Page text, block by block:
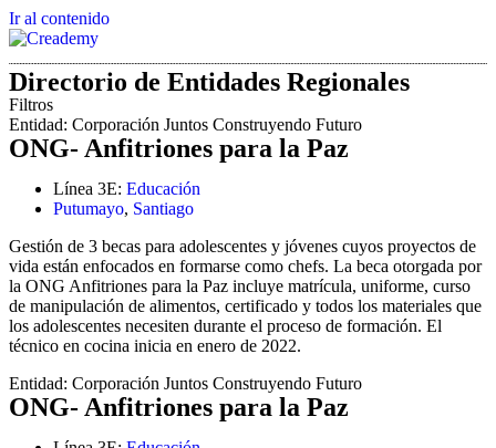
Ir al contenido
Directorio de Entidades Regionales
Filtros
Entidad: Corporación Juntos Construyendo Futuro
ONG- Anfitriones para la Paz
Línea 3E: Educación
Putumayo, Santiago
Gestión de 3 becas para adolescentes y jóvenes cuyos proyectos de
vida están enfocados en formarse como chefs. La beca otorgada por
la ONG Anfitriones para la Paz incluye matrícula, uniforme, curso
de manipulación de alimentos, certificado y todos los materiales que
los adolescentes necesiten durante el proceso de formación. El
técnico en cocina inicia en enero de 2022.
Entidad: Corporación Juntos Construyendo Futuro
ONG- Anfitriones para la Paz